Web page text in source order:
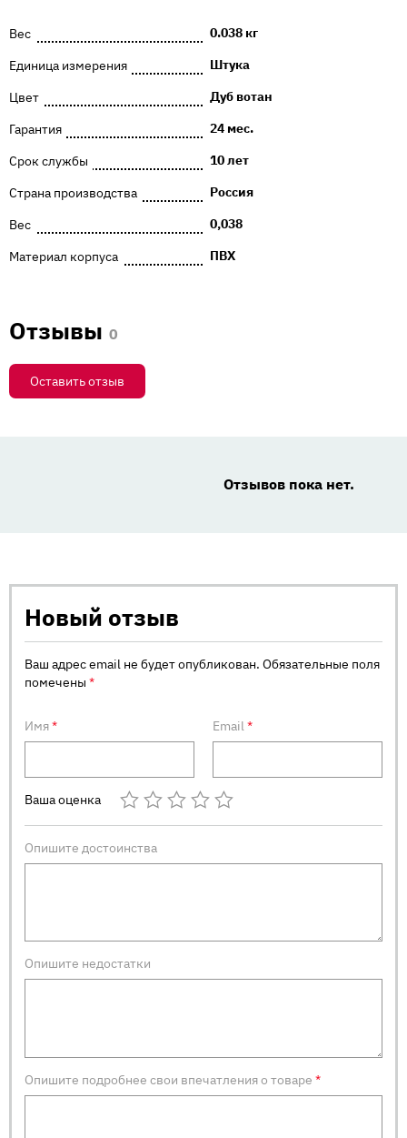
Вес
0.038 кг
Единица измерения
Штука
Цвет
Дуб вотан
Гарантия
24 мес.
Срок службы
10 лет
Страна производства
Россия
Вес
0,038
Материал корпуса
ПВХ
Отзывы 0
Оставить отзыв
Отзывов пока нет.
Новый отзыв
Ваш адрес email не будет опубликован. Обязательные поля
помечены*
Имя* Email*
Ваша оценка
Опишите достоинства
Опишите недостатки
Опишите подробнее свои впечатления о товаре*